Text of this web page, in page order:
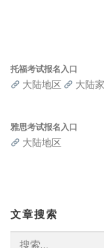
托福考试报名入口
大陆地区 大陆
雅思考试报名入口
大陆地区
文章搜索